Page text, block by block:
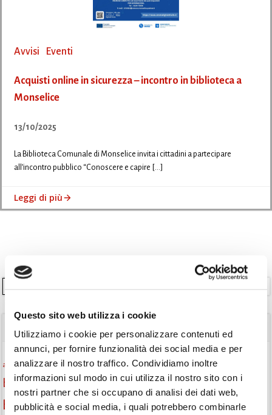
Questo sito web utilizza i cookie
Utilizziamo i cookie per personalizzare contenuti ed
annunci, per fornire funzionalità dei social media e per
analizzare il nostro traffico. Condividiamo inoltre
informazioni sul modo in cui utilizza il nostro sito con i
nostri partner che si occupano di analisi dei dati web,
pubblicità e social media, i quali potrebbero combinarle
Avvisi Eventi
Acquisti online in sicurezza – incontro in biblioteca a
Monselice
13/10/2025
La Biblioteca Comunale di Monselice invita i cittadini a partecipare
all’incontro pubblico “Conoscere e capire […]
Leggi di più
attività per bambini Attività per ragazzi Autore
biblioteca biblioteca di Monselice
biblioteca Monselice Biblioteca San Biagio